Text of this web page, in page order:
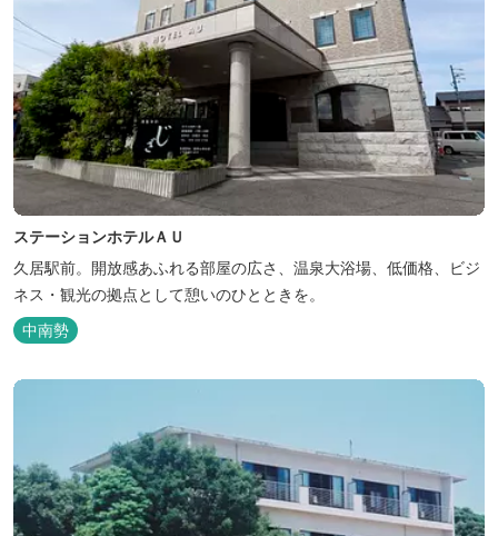
ステーションホテルＡＵ
久居駅前。開放感あふれる部屋の広さ、温泉大浴場、低価格、ビジ
ネス・観光の拠点として憩いのひとときを。
中南勢